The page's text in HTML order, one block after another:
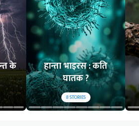
के
हान्ता भाइरस : कति
घातक ?
8STORIES